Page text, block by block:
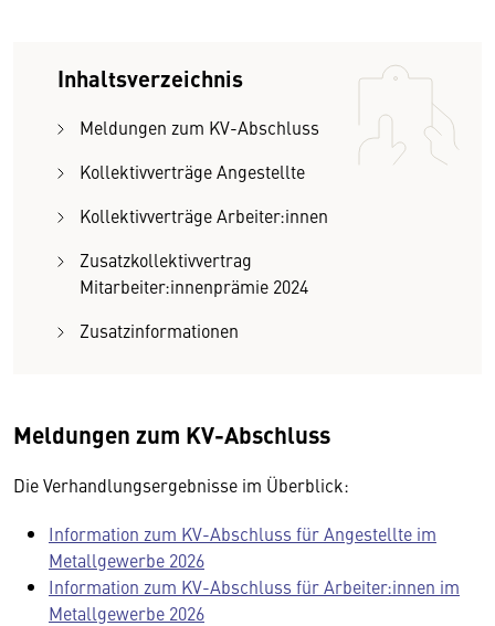
Inhaltsverzeichnis
Meldungen zum KV-Abschluss
Kollektivverträge Angestellte
Kollektivverträge Arbeiter:innen
Zusatzkollektivvertrag
Mitarbeiter:innenprämie 2024
Zusatzinformationen
Meldungen zum KV-Abschluss
Die Verhandlungsergebnisse im Überblick:
Information zum KV-Abschluss für Angestellte im
Metallgewerbe 2026
Information zum KV-Abschluss für Arbeiter:innen im
Metallgewerbe 2026